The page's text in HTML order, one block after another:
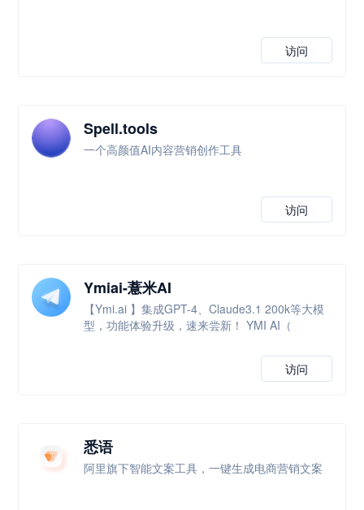
访问
Spell.tools
一个高颜值AI内容营销创作工具
访问
Ymiai-薏米AI
【Ymi.ai 】集成GPT-4、Claude3.1 200k等大模
型，功能体验升级，速来尝新！ YMI AI（
访问
悉语
阿里旗下智能文案工具，一键生成电商营销文案